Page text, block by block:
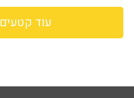
עוד קטעים